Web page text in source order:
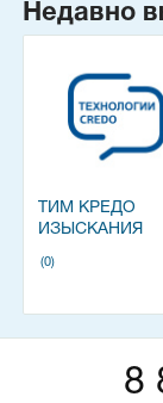
Недавно
ТИМ КРЕДО
ИЗЫСКАНИЯ
(0)
8